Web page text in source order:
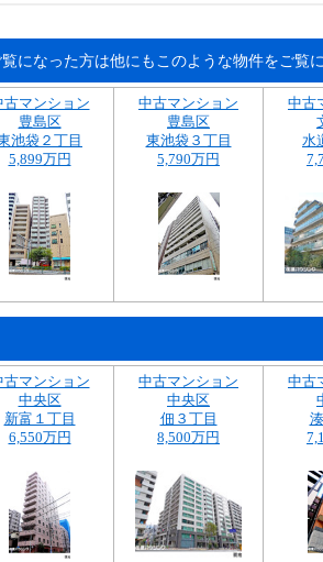
になった方は他にもこのような物件をご覧
古マンション
豊島区
池袋２丁目
5,899万円
中古マンション
豊島区
東池袋３丁目
5,790万円
中古
水
古マンション
中央区
新富１丁目
6,550万円
中古マンション
中央区
佃３丁目
8,500万円
中古